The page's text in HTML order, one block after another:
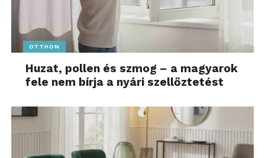
OTTHON
Huzat, pollen és szmog – a magyarok
fele nem bírja a nyári szellőztetést